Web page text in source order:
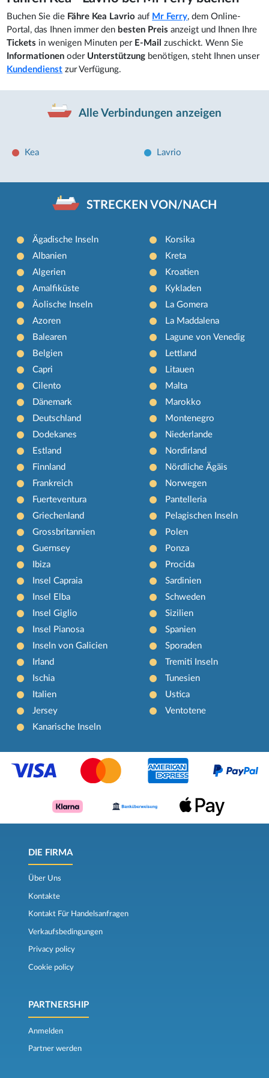
Buchen Sie die Fähre Kea Lavrio auf Mr Ferry, dem Online-
Portal, das Ihnen immer den besten Preis anzeigt und Ihnen Ihre
Tickets in wenigen Minuten per E-Mail zuschickt. Wenn Sie
Informationenoder Unterstützung benötigen, steht Ihnen unser
Kundendienst zur Verfügung.
Alle Verbindungen anzeigen
Kea Lavrio
STRECKEN VON/NACH
Ägadische Inseln
Albanien
Algerien
Amalfiküste
Äolische Inseln
Azoren
Balearen
Belgien
Capri
Cilento
Dänemark
Deutschland
Dodekanes
Estland
Finnland
Frankreich
Fuerteventura
Griechenland
Grossbritannien
Guernsey
Ibiza
Insel Capraia
Insel Elba
Insel Giglio
Insel Pianosa
Inseln von Galicien
Irland
Ischia
Italien
Jersey
Kanarische Inseln
Korsika
Kreta
Kroatien
Kykladen
La Gomera
La Maddalena
Lagune von Venedig
Lettland
Litauen
Malta
Marokko
Montenegro
Niederlande
Nordirland
Nördliche Ägäis
Norwegen
Pantelleria
Pelagischen Inseln
Polen
Ponza
Procida
Sardinien
Schweden
Sizilien
Spanien
Sporaden
Tremiti Inseln
Tunesien
Ustica
Ventotene
DIE FIRMA
Über Uns
Kontakte
Kontakt Für Handelsanfragen
Verkaufsbedingungen
Privacy policy
Cookie policy
PARTNERSHIP
Anmelden
Partner werden